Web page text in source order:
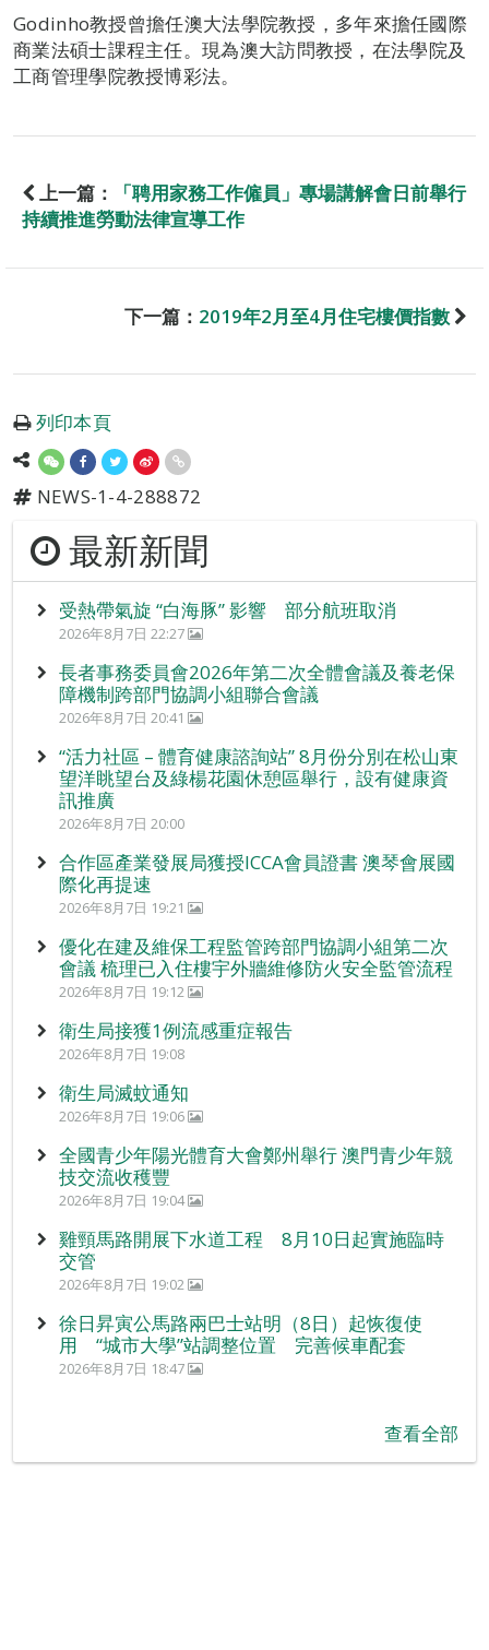
Godinho教授曾擔任澳大法學院教授，多年來擔任國際
商業法碩士課程主任。現為澳大訪問教授，在法學院及
工商管理學院教授博彩法。
上一篇：
「聘用家務工作僱員」專場講解會日前舉行
持續推進勞動法律宣導工作
下一篇： 2019年2月至4月住宅樓價指數
列印本頁
NEWS-1-4-288872
最新新聞
受熱帶氣旋 “白海豚” 影響 部分航班取消
2026年8月7日 22:27
長者事務委員會2026年第二次全體會議及養老保
障機制跨部門協調小組聯合會議
2026年8月7日 20:41
“活力社區 – 體育健康諮詢站” 8月份分別在松山東
望洋眺望台及綠楊花園休憩區舉行，設有健康資
訊推廣
2026年8月7日 20:00
合作區產業發展局獲授ICCA會員證書 澳琴會展國
際化再提速
2026年8月7日 19:21
優化在建及維保工程監管跨部門協調小組第二次
會議 梳理已入住樓宇外牆維修防火安全監管流程
2026年8月7日 19:12
衛生局接獲1例流感重症報告
2026年8月7日 19:08
衛生局滅蚊通知
2026年8月7日 19:06
全國青少年陽光體育大會鄭州舉行 澳門青少年競
技交流收穫豐
2026年8月7日 19:04
雞頸馬路開展下水道工程 8月10日起實施臨時
交管
2026年8月7日 19:02
徐日昇寅公馬路兩巴士站明（8日）起恢復使
用 “城市大學”站調整位置 完善候車配套
2026年8月7日 18:47
查看全部